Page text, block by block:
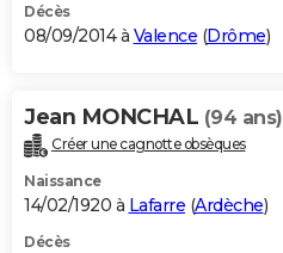
Décès
08/09/2014 à Valence (Drôme)
Jean MONCHAL (94 ans)
Créer une cagnotte obsèques
Naissance
14/02/1920 à Lafarre (Ardèche)
Décès